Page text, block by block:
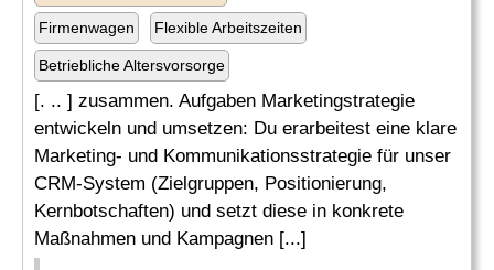
Firmenwagen Flexible Arbeitszeiten
Betriebliche Altersvorsorge
[. .. ] zusammen. Aufgaben Marketingstrategie
entwickeln und umsetzen: Du erarbeitest eine klare
Marketing- und Kommunikationsstrategie für unser
CRM-System (Zielgruppen, Positionierung,
Kernbotschaften) und setzt diese in konkrete
Maßnahmen und Kampagnen [...]